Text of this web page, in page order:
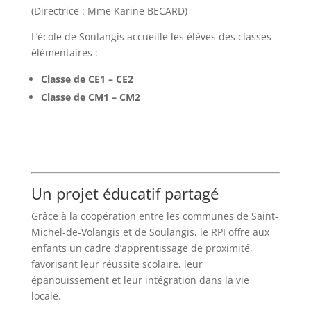
(Directrice : Mme Karine BECARD)
L’école de Soulangis accueille les élèves des classes
élémentaires :
Classe de CE1 – CE2
Classe de CM1 – CM2
Un projet éducatif partagé
Grâce à la coopération entre les communes de Saint-
Michel-de-Volangis et de Soulangis, le RPI offre aux
enfants un cadre d’apprentissage de proximité,
favorisant leur réussite scolaire, leur
épanouissement et leur intégration dans la vie
locale.